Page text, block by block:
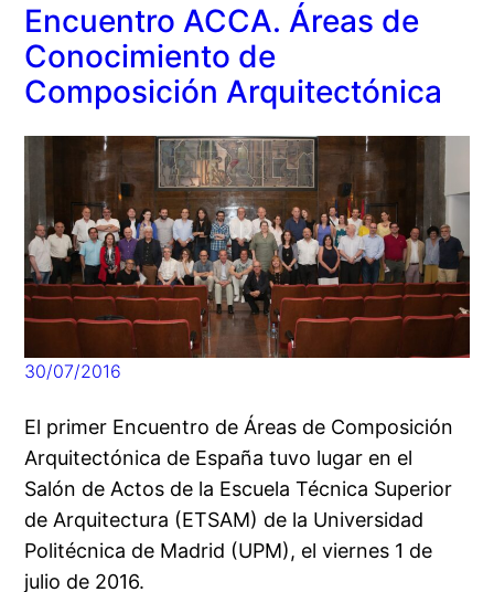
Encuentro ACCA. Áreas de
Conocimiento de
Composición Arquitectónica
30/07/2016
El primer Encuentro de Áreas de Composición
Arquitectónica de España tuvo lugar en el
Salón de Actos de la Escuela Técnica Superior
de Arquitectura (ETSAM) de la Universidad
Politécnica de Madrid (UPM), el viernes 1 de
julio de 2016.